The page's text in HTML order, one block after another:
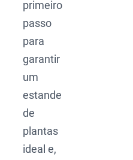
primeiro
passo
para
garantir
um
estande
de
plantas
ideal e,